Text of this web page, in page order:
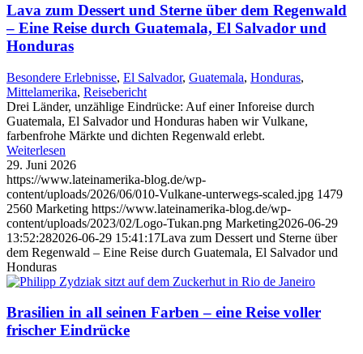
Lava zum Dessert und Sterne über dem Regenwald
– Eine Reise durch Guatemala, El Salvador und
Honduras
Besondere Erlebnisse, El Salvador, Guatemala, Honduras,
Mittelamerika, Reisebericht
Drei Länder, unzählige Eindrücke: Auf einer Inforeise durch
Guatemala, El Salvador und Honduras haben wir Vulkane,
farbenfrohe Märkte und dichten Regenwald erlebt.
Weiterlesen
29. Juni 2026
https://www.lateinamerika-blog.de/wp-
content/uploads/2026/06/010-Vulkane-unterwegs-scaled.jpg 1479
2560 Marketing https://www.lateinamerika-blog.de/wp-
content/uploads/2023/02/Logo-Tukan.png Marketing2026-06-29
13:52:282026-06-29 15:41:17Lava zum Dessert und Sterne über
dem Regenwald – Eine Reise durch Guatemala, El Salvador und
Honduras
Brasilien in all seinen Farben – eine Reise voller
frischer Eindrücke